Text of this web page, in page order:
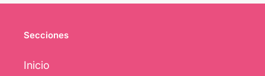
Secciones
Inicio